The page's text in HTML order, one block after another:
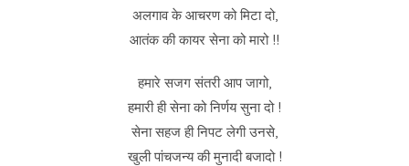
अलगाव के आचरण को मिटा दो,
आतंक की कायर सेना को मारो !!
हमारे सजग संतरी आप जागो,
हमारी ही सेना को निर्णय सुना दो !
सेना सहज ही निपट लेगी उनसे,
खुली पांचजन्य की मुनादी बजादो !